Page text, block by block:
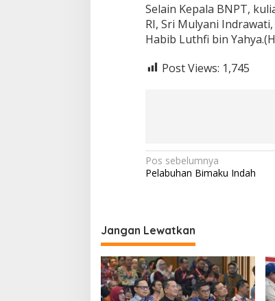
Selain Kepala BNPT,
RI, Sri Mulyani
Habib Luthfi bin
Post Views: 1,745
Navigasi
pos
Pos sebelumnya
Pelabuhan Bimaku Indah
Jangan Lewatkan